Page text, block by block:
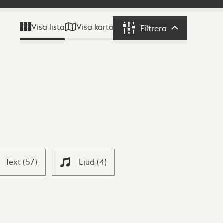
Visa lista Visa karta Filtrera Filtrera
Text (57) Ljud (4)